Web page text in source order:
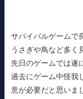
サバイバルゲームで
うさぎや鳥など多く
先日のゲームでは遂
過去にゲーム中怪我
意が必要だと思いま